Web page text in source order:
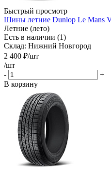
Быстрый просмотр
Шины летние Dunlop Le Mans
Летние (лето)
Есть в наличии (1)
Склад: Нижний Новгород
2 400 ₽/шт
/шт
-
+
В корзину